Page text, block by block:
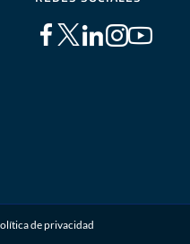
de privacidad